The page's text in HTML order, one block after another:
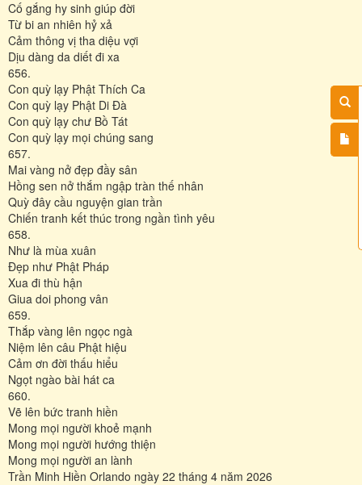
Cố gắng hy sinh giúp đời
Từ bi an nhiên hỷ xả
Cảm thông vị tha diệu vợi
Dịu dàng da diết đi xa
656.
Con quỳ lạy Phật Thích Ca
Con quỳ lạy Phật Di Đà
Con quỳ lạy chư Bồ Tát
Con quỳ lạy mọi chúng sang
657.
Mai vàng nở đẹp đầy sân
Hồng sen nở thắm ngập tràn thế nhân
Quỳ đây cầu nguyện gian trần
Chiến tranh kết thúc trong ngần tình yêu
658.
Như là mùa xuân
Đẹp như Phật Pháp
Xua đi thù hận
Giua doi phong vân
659.
Thắp vàng lên ngọc ngà
Niệm lên câu Phật hiệu
Cảm ơn đời thấu hiểu
Ngọt ngào bài hát ca
660.
Vẽ lên bức tranh hiền
Mong mọi người khoẻ mạnh
Mong mọi người hướng thiện
Mong mọi người an lành
Trần Minh Hiền Orlando ngày 22 tháng 4 năm 2026